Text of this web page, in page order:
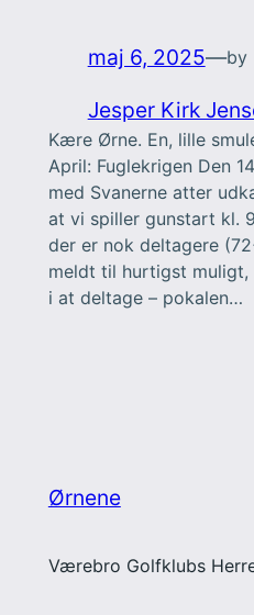
maj 6, 2025—by
Jesper Kirk
Kære Ørne. En, lille
April: Fuglekrigen Den
med Svanerne atter
at vi spiller gunstart kl.
der er nok deltagere
meldt til hurtigst muligt,
i at deltage – pokalen…
Ørnene
Værebro Golfklubs